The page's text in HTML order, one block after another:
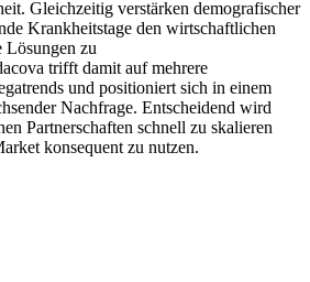
Gleichzeitig verstärken demografischer
Krankheitstage den wirtschaftlichen
Lösungen zu
trifft damit auf mehrere
und positioniert sich in einem
Nachfrage. Entscheidend wird
Partnerschaften schnell zu skalieren
konsequent zu nutzen.